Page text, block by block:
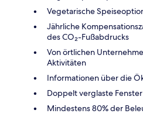
Vegetarische
Jährliche
des CO₂-Fußabdrucks
Von örtlichen
Aktivitäten
Informationen über die
Doppelt verglaste Fenster
Mindestens 80% der